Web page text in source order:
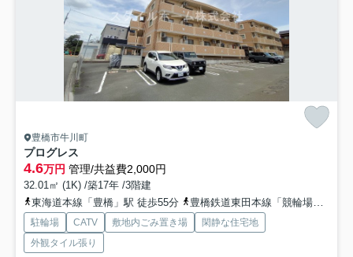
豊橋市牛川町
プログレス
4.6万円 管理/共益費2,000円
32.01㎡ (1K) /築17年 /3階建
東海道本線「豊橋」駅 徒歩55分
豊橋鉄道東田本線「競輪場前」駅 徒歩24分
駐輪場 CATV 敷地内ごみ置き場
閑静な住宅地
外観タイル張り